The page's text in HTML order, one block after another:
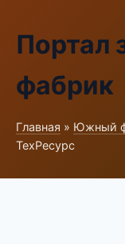
Портал
фабрик
Главная » Южный
ТехРесурс